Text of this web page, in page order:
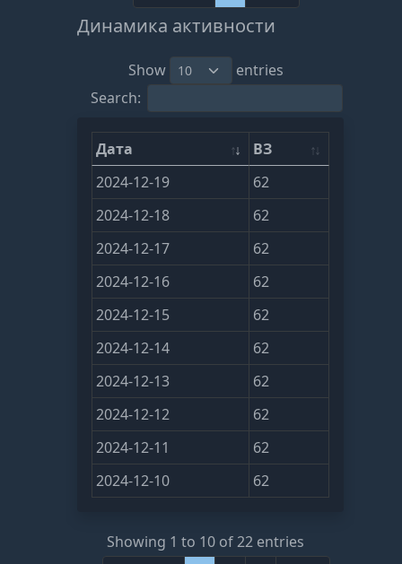
Динамика активности
Show
entries
Search:
Дата
ВЗ
2024-12-19
62
2024-12-18
62
2024-12-17
62
2024-12-16
62
2024-12-15
62
2024-12-14
62
2024-12-13
62
2024-12-12
62
2024-12-11
62
2024-12-10
62
Showing 1 to 10 of 22 entries